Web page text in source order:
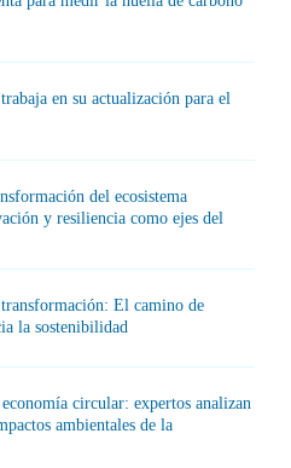
en su actualización para el
del ecosistema
y resiliencia como ejes del
El camino de
la sostenibilidad
circular: expertos analizan
ambientales de la